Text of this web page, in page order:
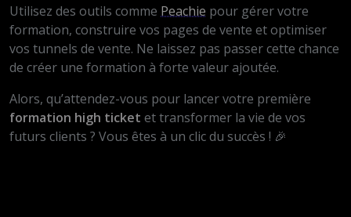
Utilisez des outils comme Peachie pour gérer votre
formation, construire vos pages de vente et optimiser
vos tunnels de vente. Ne laissez pas passer cette chance
de créer une formation à forte valeur ajoutée.
Alors, qu’attendez-vous pour lancer votre première
formation high ticket et transformer la vie de vos
futurs clients ? Vous êtes à un clic du succès ! 🎉